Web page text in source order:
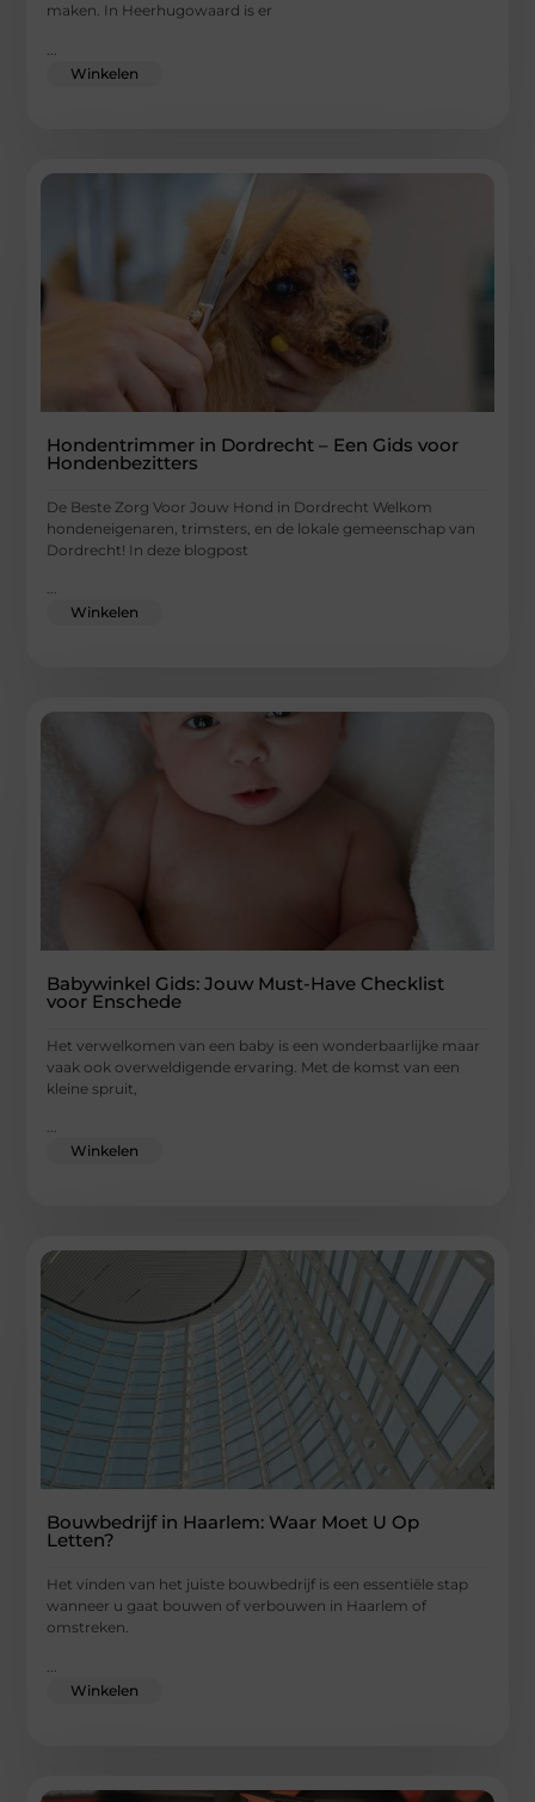
maken. In Heerhugowaard is er
Winkelen
Hondentrimmer in Dordrecht – Een Gids voor
Hondenbezitters
De Beste Zorg Voor Jouw Hond in Dordrecht Welkom
hondeneigenaren, trimsters, en de lokale gemeenschap van
Dordrecht! In deze blogpost
Winkelen
Babywinkel Gids: Jouw Must-Have Checklist
voor Enschede
Het verwelkomen van een baby is een wonderbaarlijke maar
vaak ook overweldigende ervaring. Met de komst van een
kleine spruit,
...
Winkelen
Bouwbedrijf in Haarlem: Waar Moet U Op
Letten?
Het vinden van het juiste bouwbedrijf is een essentiële stap
wanneer u gaat bouwen of verbouwen in Haarlem of
omstreken.
Winkelen